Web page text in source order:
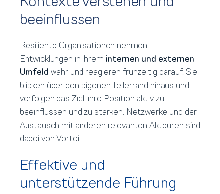
beeinflussen
Resiliente Organisationen nehmen
Entwicklungen in ihrem internen und externen
Umfeld wahr und reagieren frühzeitig darauf. Sie
blicken über den eigenen Tellerrand hinaus und
verfolgen das Ziel, ihre Position aktiv zu
beeinflussen und zu stärken. Netzwerke und der
Austausch mit anderen relevanten Akteuren sind
dabei von Vorteil.
Effektive und
unterstützende Führung